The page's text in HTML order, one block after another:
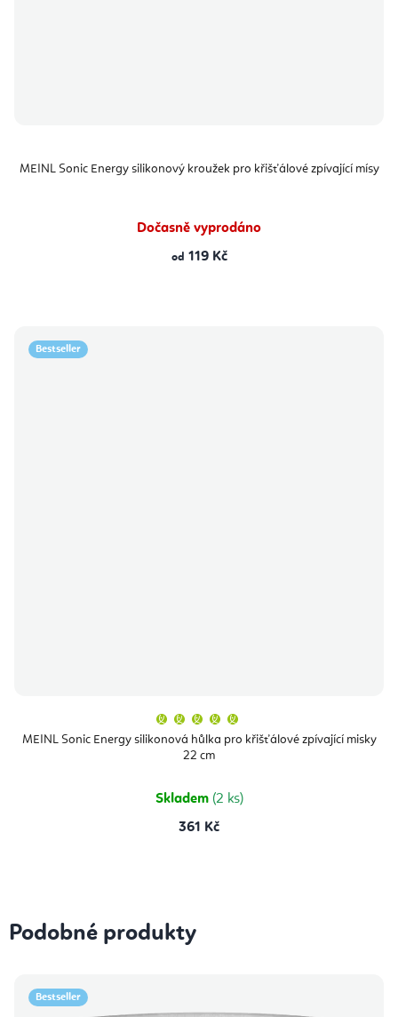
MEINL Sonic Energy silikonový kroužek pro křišťálové zpívající mísy
Dočasně vyprodáno
od 119 Kč
Bestseller
MEINL Sonic Energy silikonová hůlka pro křišťálové zpívající misky
22 cm
produktu
je
hvězdiček.
Skladem (2 ks)
361 Kč
Podobné produkty
Bestseller